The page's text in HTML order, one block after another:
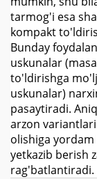
tarmog'i esa
kompakt
Bunday
uskunalar
to'ldirishga
uskunalar)
pasaytiradi.
arzon
olishiga
yetkazib berish
rag'batlantiradi.